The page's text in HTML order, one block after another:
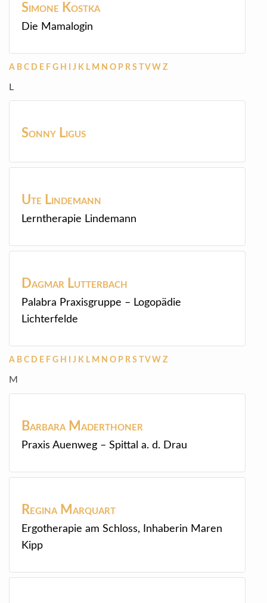
Simone Kostka
Die Mamalogin
A B C D E F G H J K L M N O P R S TV W Z
L
Sonny Ligus
Ute Lindemann
Lerntherapie Lindemann
Dagmar Lutterbach
Palabra Praxisgruppe – Logopädie
Lichterfelde
A B C D E F G H J K L M N O P R S V W Z
M
Barbara Maderthoner
Praxis Auenweg – Spittal a. d. Drau
Regina Marquart
Ergotherapie am Schloss, Inhaberin Maren
Kipp